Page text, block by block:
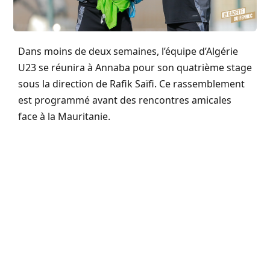
Dans moins de deux semaines, l’équipe d’Algérie
U23 se réunira à Annaba pour son quatrième stage
sous la direction de Rafik Saïfi. Ce rassemblement
est programmé avant des rencontres amicales
face à la Mauritanie.